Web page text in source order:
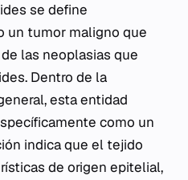
se define
un tumor maligno que
las neoplasias que
Dentro de la
esta entidad
como un
indica que el tejido
de origen epitelial,